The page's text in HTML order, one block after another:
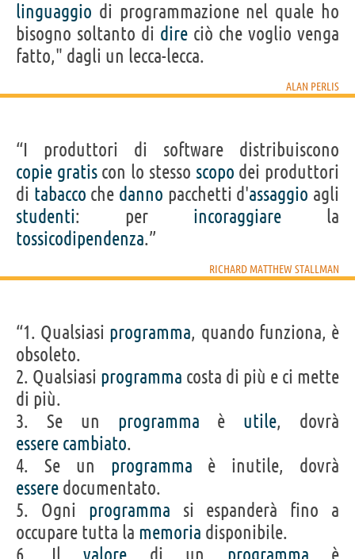
linguaggio di programmazione nel quale ho
bisogno soltanto di dire ciò che voglio venga
fatto," dagli un lecca-lecca.
ALAN PERLIS
“I produttori di software distribuiscono
copie gratiscon lo stesso scopo dei produttori
di tabacco che danno pacchetti d'assaggio agli
studenti: per incoraggiare la
tossicodipendenza.”
RICHARD MATTHEW STALLMAN
“1. Qualsiasi programma, quando funziona, è
obsoleto.
2. Qualsiasi programma costa di più e ci mette
di più.
3. Se un programma è utile, dovrà
essere cambiato.
4. Se un programma è inutile, dovrà
essere documentato.
5. Ogni programma si espanderà fino a
occupare tutta la memoria disponibile.
6. Il valore di un programma è